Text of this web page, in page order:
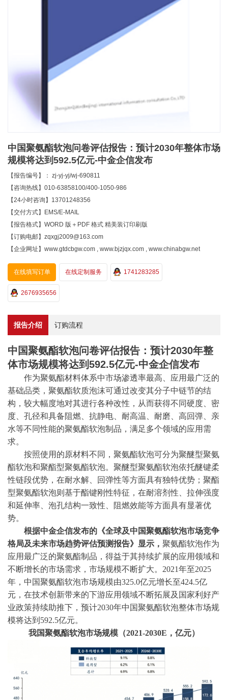
中国聚氨酯软泡问卷评估报告：预计2030年整体市场
规模将达到592.5亿元-中金企信发布
【报告编号】： zj-yj-yj/wj-690811
【咨询热线】010-63858100/400-1050-986
【24小时咨询】13701248356
【交付方式】EMS/E-MAIL
【报告格式】WORD 版＋PDF 格式 精美装订印刷版
【订购电邮】zqxgj2009@163.com
【企业网址】www.gtdcbgw.com , www.bjzjqx.com , www.chinabgw.net
在线填写订单 在线定制服务 1741283285
2676935656
报告介绍 订购流程
中国聚氨酯软泡问卷评估报告：预计2030年整
体市场规模将达到592.5亿元-中金企信发布
作为聚氨酯材料体系中市场渗透率最高、应用最广泛的
基础品类，聚氨酯软质泡沫可通过改变其分子中链节的结
构，较大幅度地对其进行各种改性，从而获得不同硬度、密
度、孔径和具备阻燃、抗静电、耐高温、耐磨、高回弹、亲
水等不同性能的聚氨酯软泡制品，满足多个领域的应用需
求。
按照使用的原材料不同，聚氨酯软泡可分为聚醚型聚氨
酯软泡和聚酯型聚氨酯软泡。聚醚型聚氨酯软泡依托醚键柔
性链段优势，在耐水解、回弹性等方面具有独特优势；聚酯
型聚氨酯软泡则基于酯键刚性特征，在耐溶剂性、拉伸强度
和延伸率、泡孔结构一致性、阻燃效能等方面具有显著优
势。
根据中金企信发布的《全球及中国聚氨酯软泡市场竞争
格局及未来市场趋势评估预测报告》显示， 聚氨酯软泡作为
应用最广泛的聚氨酯制品，得益于其持续扩展的应用领域和
不断增长的市场需求，市场规模不断扩大。 2021年至2025
年，中国聚氨酯软泡市场规模由325.0亿元增长至424.5亿
元，在技术创新带来的下游应用领域不断拓展及国家利好产
业政策持续助推下，预计2030年中国聚氨酯软泡整体市场规
模将达到592.5亿元。
我国聚氨酯软泡市场规模（2021-2030E，亿元）